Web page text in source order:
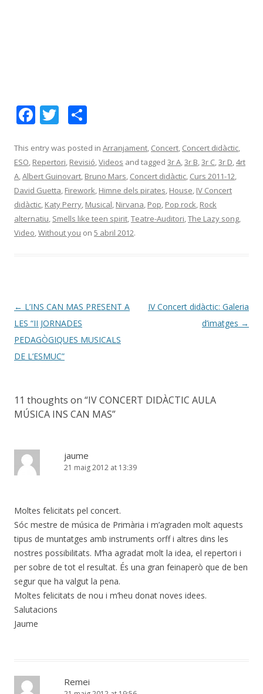
F
e
b
o
o
k
T
itt
er
m
p
ar
te
ix
This entry was posted in Arranjament, Concert, Concert didàctic,
ESO, Repertori, Revisió,Videos and tagged 3r A,3r B,3r C,3r D,4rt
A,Albert Guinovart, Bruno Mars, Concert didàctic, Curs 2011-12,
David Guetta, Firework, Himne dels pirates, House, IV Concert
didàctic, Katy Perry, Musical, Nirvana, Pop, Pop rock, Rock
alternatiu, Smells like teen spirit,Teatre-Auditori,The Lazy song,
Video,Without you on 5 abril 2012.
Post
navigation
← L’INS CAN MAS PRESENT A
LES “II JORNADES
PEDAGÒGIQUES MUSICALS
DE L’ESMUC”
IV Concert didàctic: Galeria
d’imatges →
11 thoughts on “IV CONCERT DIDÀCTIC AULA
MÚSICA INS CAN MAS”
jaume
21 maig 2012 at 13:39
Moltes felicitats pel concert.
Sóc mestre de música de Primària i m’agraden molt aquests
tipus de muntatges amb instruments orff i altres dins les
nostres possibilitats. M’ha agradat molt la idea, el repertori i
per sobre de tot el resultat. És una gran feinaperò que de ben
segur que ha valgut la pena.
Moltes felicitats de nou i m’heu donat noves idees.
Salutacions
Jaume
Remei